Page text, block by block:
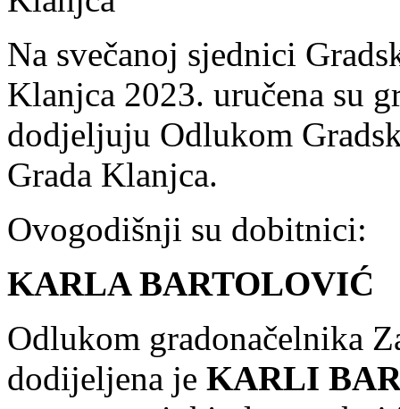
Na svečanoj sjednici
Klanjca 2023. uručena su
dodjeljuju Odlukom
Grada Klanjca.
Ovogodišnji su dobitnici:
KARLA BARTOLOVIĆ
Odlukom gradonačelnika
dodijeljena je KARLI